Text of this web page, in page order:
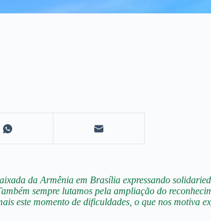
da Armênia em Brasília expressando
sempre lutamos pela ampliação do
este momento de dificuldades, o que nos motiva